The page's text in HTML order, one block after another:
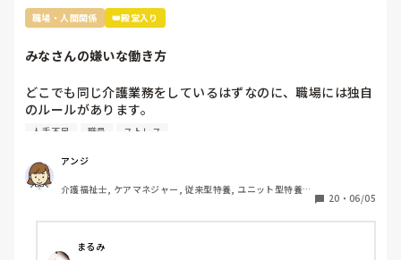
貰わなくてよかったな。と思うのですが…
買ってきた場合、この看護師Nにはあげようとは思いません
産を配らなくてもいいのでしょうか』という内容(プラス、
いままでの私に対しての悪行についても一緒に…)について
の手紙を作っているところなんですが…
たた、あくまで手紙(質問書)のなかのことで、私としては、
たとえ気に入らない職員がいたとしてもみんなの目に見える
行為なので、他の職員もいい思いをしないと思うので、特定
としてまかり通るのでしょうか?
し、故意にのけ者にしていた証拠もないのが難しいですね。
になるということです。おっしゃる通り、ご自身はお相手をの
思います。
職場・人間関係 👑殿堂入り
みなさんの嫌いな働き方
どこでも同じ介護業務をしているはずなのに、職場には独自
のルールがあります。
その中でもみなさんが、これだけは嫌だと思う働き方はなん
私は
連帯責任が強すぎる職場
働かない人のカバーが当たり前の職場
休みの日まで出勤がある職場
家でやってきてと平気で仕事を渡される職場
人手不足 職員 ストレス
アンジ
介護福祉士, ケアマネジャー, 従来型特養, ユニット型特養,
20 ・ 06/05
まるみ